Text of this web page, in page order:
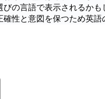
びの言語で表示されるかも
性と意図を保つため英語